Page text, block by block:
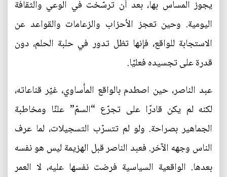
يجوز المساس بها، بعد أن ترسّخت في الوعي والثقافة
اليومية. وحين تعجز الأحزاب والزعامات والقواعد عن
الاستجابة للواقع، فإنها تظل تدور في حلبة الحلم، دون
قدرة على تجسيده فعليًا.
عبد الناصر، حين اصطدم بالواقع المأساوي، غيّر قناعاته،
لكنه لم يكن قادرًا على تجرّع “السمّ” علنًا ومخاطبة
الجماهير بصراحة. ولو لم تتسرّب التسجيلات، لما عرف
الناس وجهه الآخر. فعبد الناصر قبل الهزيمة ليس هو نفسه
بعدها. الواقعية السياسية فرضت نفسها عليه، لا العمر